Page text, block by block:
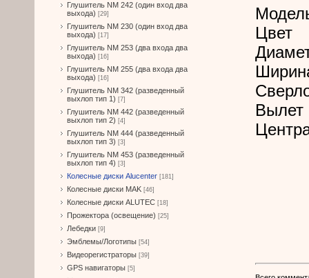
Глушитель NM 242 (один вход два
выхода) [29]
Глушитель NM 230 (один вход два
выхода) [17]
Глушитель NM 253 (два входа два
выхода) [16]
Глушитель NM 255 (два входа два
выхода) [16]
Глушитель NM 342 (разведенный
выхлоп тип 1) [7]
Глушитель NM 442 (разведенный
выхлоп тип 2) [4]
Глушитель NM 444 (разведенный
выхлоп тип 3) [3]
Глушитель NM 453 (разведенный
выхлоп тип 4) [3]
Колесные диски Alucenter [181]
Колесные диски MAK [46]
Колесные диски ALUTEC [18]
Прожектора (освещение) [25]
Лебедки [9]
Эмблемы/Логотипы [54]
Видеорегистраторы [39]
GPS навигаторы [5]
Цвет
Вылет